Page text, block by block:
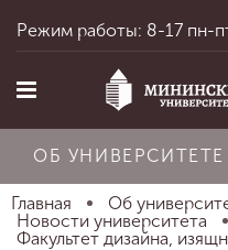
Режим работы: 8-17 пн-
ОБ УНИВЕРСИТЕТЕ
Главная
Об
Новости университета
Факультет дизайна,